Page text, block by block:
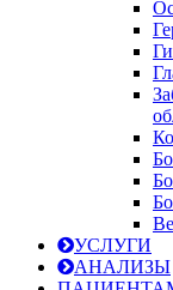
УСЛУГИ
АНАЛИЗЫ